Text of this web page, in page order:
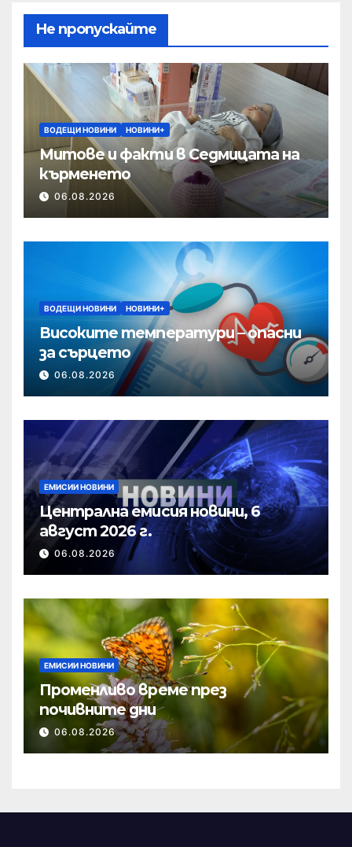
Не пропускайте
ВОДЕЩИ НОВИНИ НОВИНИ+
Митове и факти в Седмицата на
кърменето
06.08.2026
ВОДЕЩИ НОВИНИ НОВИНИ+
Високите температури – опасни
за сърцето
06.08.2026
ЕМИСИИ НОВИНИ
Централна емисия новини, 6
август 2026 г.
06.08.2026
ЕМИСИИ НОВИНИ
Променливо време през
почивните дни
06.08.2026